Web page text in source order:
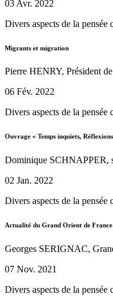
03 Avr. 2022
Divers aspects de la pensée
Migrants et migration
Pierre HENRY, Président
06 Fév. 2022
Divers aspects de la pensée
Ouvrage « Temps inquiets,
Dominique SCHNAPPER,
02 Jan. 2022
Divers aspects de la pensée
Actualité du Grand Orient de France
Georges SERIGNAC,
07 Nov. 2021
Divers aspects de la pensée